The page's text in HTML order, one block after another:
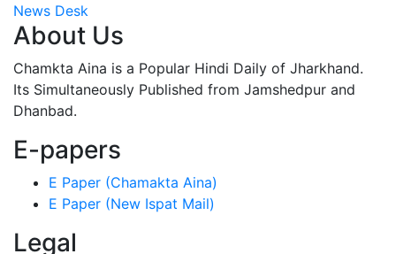
News Desk
About Us
Chamkta Aina is a Popular Hindi Daily of Jharkhand.
Its Simultaneously Published from Jamshedpur and
Dhanbad.
E-papers
E Paper (Chamakta Aina)
E Paper (New Ispat Mail)
Legal